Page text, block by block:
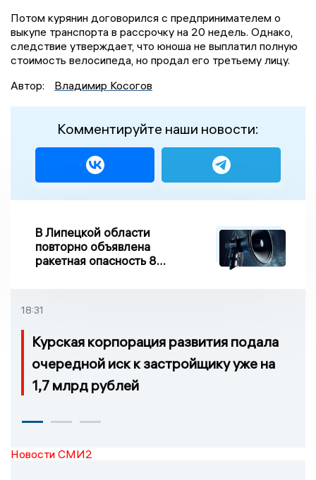
Потом курянин договорился с предпринимателем о
выкупе транспорта в рассрочку на 20 недель. Однако,
следствие утверждает, что юноша не выплатил полную
стоимость велосипеда, но продал его третьему лицу.
Автор:
Владимир Косогов
Комментируйте наши новости:
В Липецкой области
повторно объявлена
ракетная опасность 8
18:31
Курская корпорация развития подала
очередной иск к застройщику уже на
1,7 млрд рублей
Новости СМИ2